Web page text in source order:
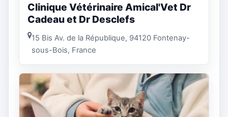
Clinique Vétérinaire Amical'Vet Dr
Cadeau et Dr Desclefs
15 Bis Av. de la République, 94120 Fontenay-
sous-Bois, France